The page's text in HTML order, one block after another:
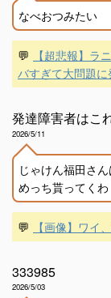
なべおつみたい
💬
【超悲報】ラ
バすぎて大問題に
発達障害者はこ
2026/5/11
じゃけん福田さ
めっち貰ってくわ
💬 【画像】ワイ
333985
2026/5/03